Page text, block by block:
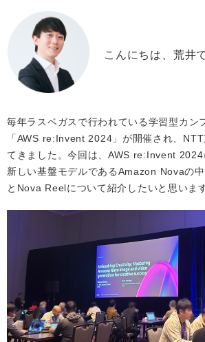
こんにちは、荒井
毎年ラスベガスで行われている学習型カン
「AWS re:Invent 2024」が開催され、
てきました。今回は、AWS re:Invent 2024
新しい基盤モデルであるAmazon Novaの
とNova Reelについて紹介したいと思います